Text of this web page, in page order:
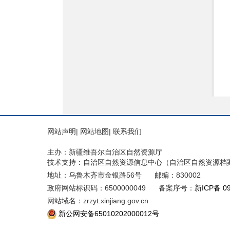
网站声明| 网站地图| 联系我们
主办：新疆维吾尔自治区自然资源厅
技术支持：自治区自然资源信息中心（自治区自然资源档
地址：乌鲁木齐市金银路56号
邮编：830002
政府网站标识码：6500000049
备案序号： 新ICP备
网站域名：zrzyt.xinjiang.gov.cn
新公网安备65010202000012号